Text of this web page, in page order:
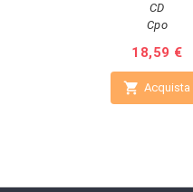
CD
Cpo
Prezzo
18,59 €
 Acquista